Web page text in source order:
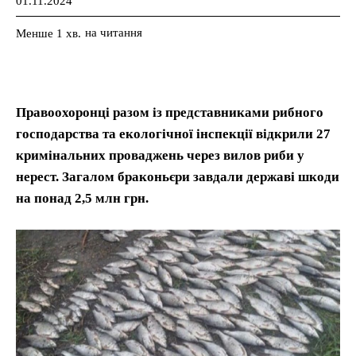
Менше 1 хв. на читання
Правоохоронці разом із представниками рибного
господарства та екологічної інспекції відкрили 27
кримінальних проваджень через вилов риби у
нерест. Загалом браконьєри завдали державі шкоди
на понад 2,5 млн грн.